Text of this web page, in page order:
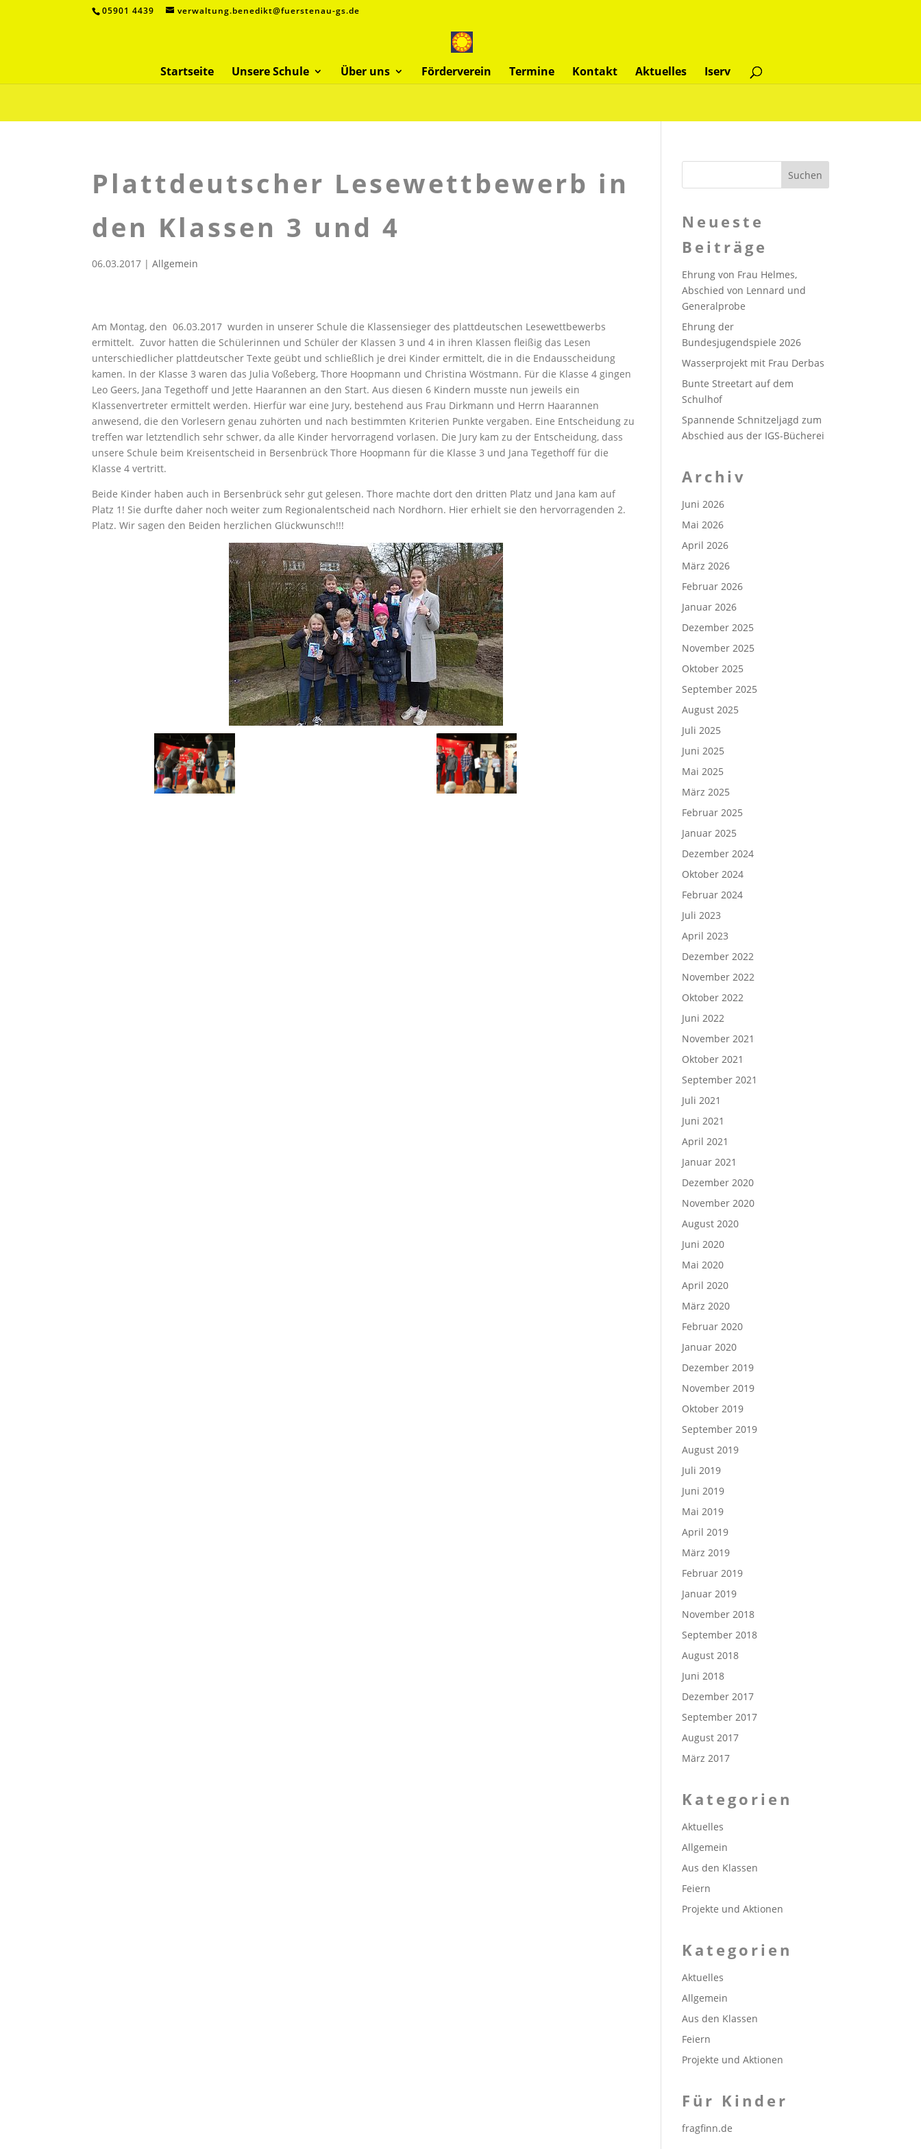
05901 4439 verwaltung.benedikt@fuerstenau-gs.de
Startseite Unsere Schule Über uns Förderverein Termine Kontakt Aktuelles Iserv
Plattdeutscher Lesewettbewerb in
den Klassen 3 und 4
06.03.2017 |Allgemein
Am Montag, den 06.03.2017 wurden in unserer Schule die Klassensieger des plattdeutschen Lesewettbewerbs
ermittelt. Zuvor hatten die Schülerinnen und Schüler der Klassen 3 und 4 in ihren Klassen fleißig das Lesen
unterschiedlicher plattdeutscher Texte geübt und schließlich je drei Kinder ermittelt, die in die Endausscheidung
kamen. In der Klasse 3 waren das Julia Voßeberg, Thore Hoopmann und Christina Wöstmann. Für die Klasse 4 gingen
Leo Geers, Jana Tegethoff und Jette Haarannen an den Start. Aus diesen 6 Kindern musste nun jeweils ein
Klassenvertreter ermittelt werden. Hierfür war eine Jury, bestehend aus Frau Dirkmann und Herrn Haarannen
anwesend, die den Vorlesern genau zuhörten und nach bestimmten Kriterien Punkte vergaben. Eine Entscheidung zu
treffen war letztendlich sehr schwer, da alle Kinder hervorragend vorlasen. Die Jury kam zu der Entscheidung, dass
unsere Schule beim Kreisentscheid in Bersenbrück Thore Hoopmann für die Klasse 3 und Jana Tegethoff für die
Klasse 4 vertritt.
Beide Kinder haben auch in Bersenbrück sehr gut gelesen. Thore machte dort den dritten Platz und Jana kam auf
Platz 1! Sie durfte daher noch weiter zum Regionalentscheid nach Nordhorn. Hier erhielt sie den hervorragenden 2.
Platz. Wir sagen den Beiden herzlichen Glückwunsch!!!
Neueste
Beiträge
Ehrung von Frau Helmes,
Abschied von Lennard und
Generalprobe
Ehrung der
Bundesjugendspiele 2026
Wasserprojekt mit Frau Derbas
Bunte Streetart auf dem
Schulhof
Spannende Schnitzeljagd zum
Abschied aus der IGS-Bücherei
Archiv
Juni 2026
Mai 2026
April 2026
März 2026
Februar 2026
Januar 2026
Dezember 2025
November 2025
Oktober 2025
September 2025
August 2025
Juli 2025
Juni 2025
Mai 2025
März 2025
Februar 2025
Januar 2025
Dezember 2024
Oktober 2024
Februar 2024
Juli 2023
April 2023
Dezember 2022
November 2022
Oktober 2022
Juni 2022
November 2021
Oktober 2021
September 2021
Juli 2021
Juni 2021
April 2021
Januar 2021
Dezember 2020
November 2020
August 2020
Juni 2020
Mai 2020
April 2020
März 2020
Februar 2020
Januar 2020
Dezember 2019
November 2019
Oktober 2019
September 2019
August 2019
Juli 2019
Juni 2019
Mai 2019
April 2019
März 2019
Februar 2019
Januar 2019
November 2018
September 2018
August 2018
Juni 2018
Dezember 2017
September 2017
August 2017
März 2017
Kategorien
Aktuelles
Allgemein
Aus den Klassen
Feiern
Projekte und Aktionen
Kategorien
Aktuelles
Allgemein
Aus den Klassen
Feiern
Projekte und Aktionen
Für Kinder
fragfinn.de